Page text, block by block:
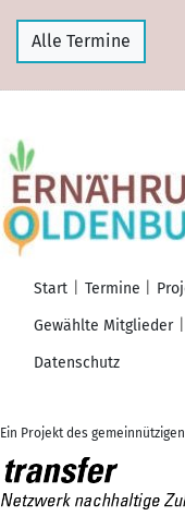
Alle Termine
Start Termine
Gewählte Mitglieder
Datenschutz
Ein Projekt des